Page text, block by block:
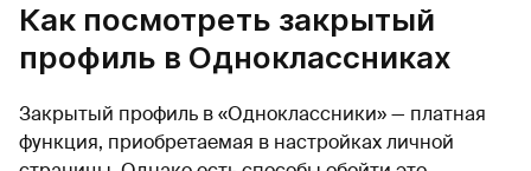
Как посмотреть закрытый
профиль в Одноклассниках
Закрытый профиль в «Одноклассники» — платная
функция, приобретаемая в настройках личной